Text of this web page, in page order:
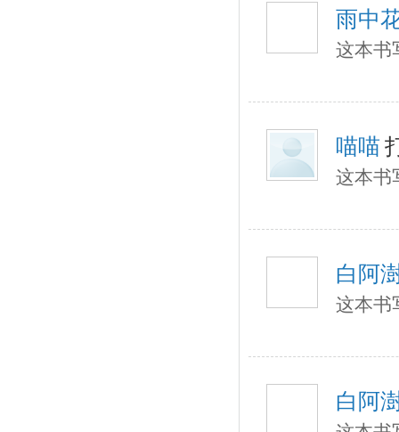
雨中
这本书
喵喵
这本书
白阿
这本书
白阿